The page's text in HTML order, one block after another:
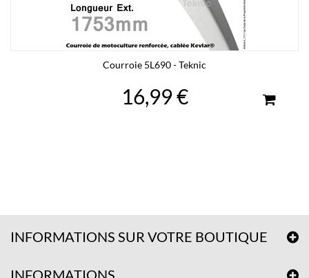
Courroie 5L690 - Teknic
16,99 €
INFORMATIONS SUR VOTRE BOUTIQUE
INFORMATIONS